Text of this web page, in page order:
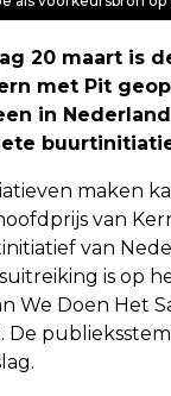
20 maart is
met Pit
in
maken
van
van
is op
We Doen Het
De